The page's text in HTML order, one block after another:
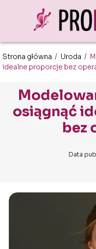
Strona główna / Uroda /
idealne proporcje bez
osiągnąć
bez
Data